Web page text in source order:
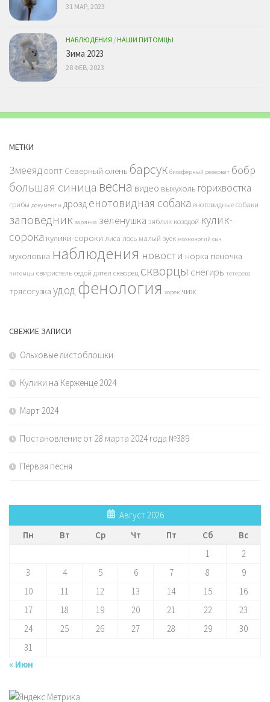
31 МАР, 2023
НАБЛЮДЕНИЯ /НАШИ ПИТОМЦЫ
Зима 2023
28 ФЕВ, 2023
МЕТКИ
ЗмееядООПТ Северный олень барсук биосферный резерват бобр
большая синица весна видео выхухоль горихвостка
грибы документы дрозд енотовидная собака енотовидные собаки
заповедник зарянка зеленушка зяблик козодой кулик-
сорока кулики-сороки лиса лось малый зуек мохноногий сыч
мухоловка наблюдения новости норка пеночка
питомцы свиристельседой дятел скворец скворцы снегирь тетерева
трясогузка удод фенология хорек чиж
СВЕЖИЕ ЗАПИСИ
Ольховые листоблошки
Кулики на Керженце 2024
Март 2024
Постановление от 28 марта 2024 года №389
Первая песня
Август 2026
Пн
Вт Ср Чт Пт Сб
Вс
1
2
3
4 5 6 7 8
9
10
11 12 13 14 15
16
17
18 19 20 21 22
23
24
25 26 27 28 29
30
31
« Июн